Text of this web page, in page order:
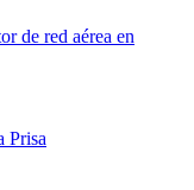
de red aérea en
Prisa